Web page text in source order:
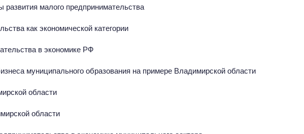
развития малого предпринимательства
как экономической категории
в экономике РФ
муниципального образования на примере Владимирской области
области
области